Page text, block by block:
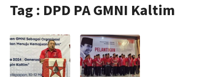
Tag : DPD PA GMNI Kaltim